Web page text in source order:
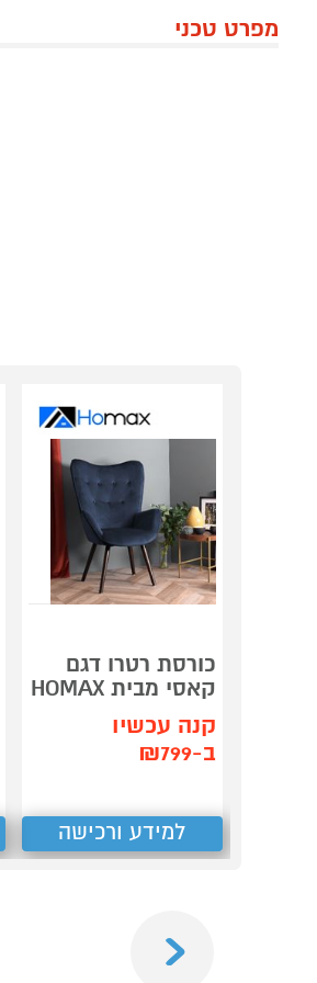
מפרט טכני
כורסת רטרו דגם
קאסי מבית HOMAX
קנה עכשיו
ב-₪799
למידע ורכישה